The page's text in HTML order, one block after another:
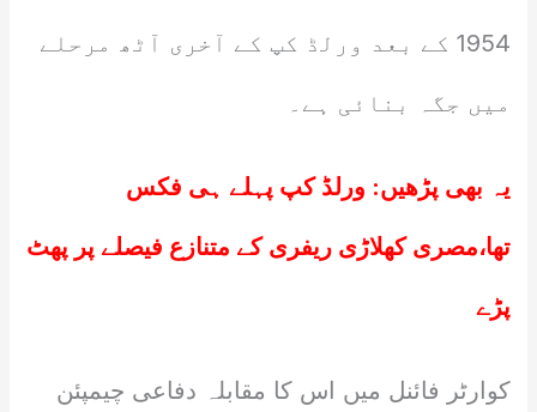
1954 کے بعد ورلڈ کپ کے آخری آٹھ مرحلے
میں جگہ بنائی ہے۔
یہ بھی پڑھیں: ورلڈ کپ پہلے ہی فکس
تھا،مصری کھلاڑی ریفری کے متنازع فیصلے پر پھٹ
پڑے
کوارٹر فائنل میں اس کا مقابلہ دفاعی چیمپئن